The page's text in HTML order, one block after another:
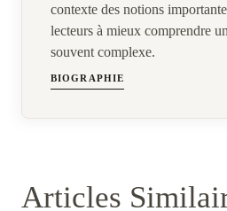
contexte des notions
lecteurs à mieux comprendre
souvent complexe.
BIOGRAPHIE
Articles